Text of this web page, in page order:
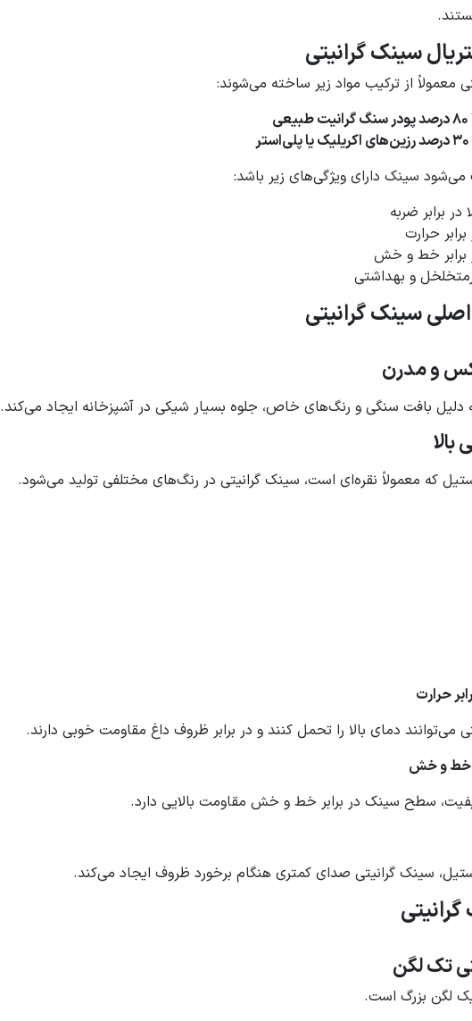
سینک گرانیتی
معمولاً از ترکیب مواد زیر ساخته می‌شوند:
می‌شود سینک دارای ویژگی‌های زیر باشد:
در برابر ضربه
حرارت
برابر خط و خش
و بهداشتی
سینک گرانیتی
و مدرن
دلیل بافت سنگی و رنگ‌های خاص، جلوه بسیار شیکی در آشپزخانه ایجاد می‌کند.
بالا
که معمولاً نقره‌ای است، سینک گرانیتی در رنگ‌های مختلفی تولید می‌شود.
حرارت
می‌توانند دمای بالا را تحمل کنند و در برابر ظروف داغ مقاومت خوبی دارند.
خط و خش
سطح سینک در برابر خط و خش مقاومت بالایی دارد.
سینک گرانیتی صدای کمتری هنگام برخورد ظروف ایجاد می‌کند.
تک لگن
لگن بزرگ است.